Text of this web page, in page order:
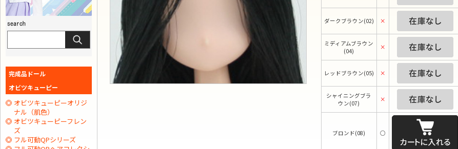
ダークブラウン(02) ×
ミディアムブラウン
(04)
×
レッドブラウン(05) ×
シャイニングブラ
ウン(07)
×
ブロンド(08) ○
完成品ドール
オビツキューピー
オビツキューピーオリジ
ナル（肌色）
オビツキューピーフレン
ズ
フル可動QPシリーズ